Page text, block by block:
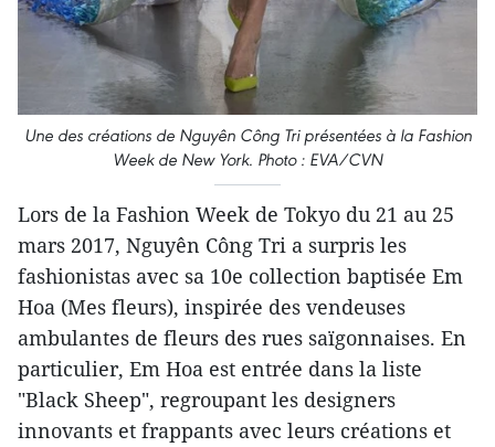
Une des créations de Nguyên Công Tri présentées à la Fashion
Week de New York. Photo : EVA/CVN
Lors de la Fashion Week de Tokyo du 21 au 25
mars 2017, Nguyên Công Tri a surpris les
fashionistas avec sa 10e collection baptisée Em
Hoa (Mes fleurs), inspirée des vendeuses
ambulantes de fleurs des rues saïgonnaises. En
particulier, Em Hoa est entrée dans la liste
"Black Sheep", regroupant les designers
innovants et frappants avec leurs créations et